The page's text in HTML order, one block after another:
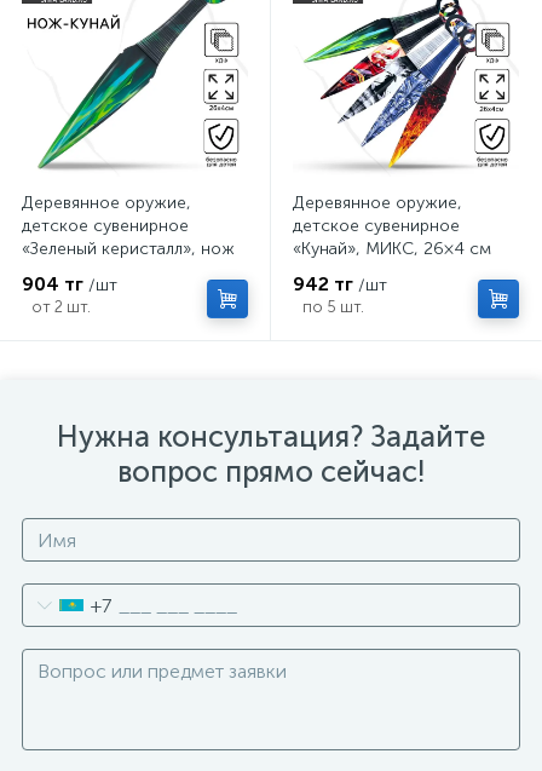
Деревянное оружие,
детское сувенирное
«Зеленый керисталл», нож
904 тг /шт
от 2 шт.
Деревянное оружие,
детское сувенирное
«Кунай», МИКС, 26×4 см
942 тг /шт
по 5 шт.
Нужна консультация? Задайте
вопрос прямо сейчас!
+7